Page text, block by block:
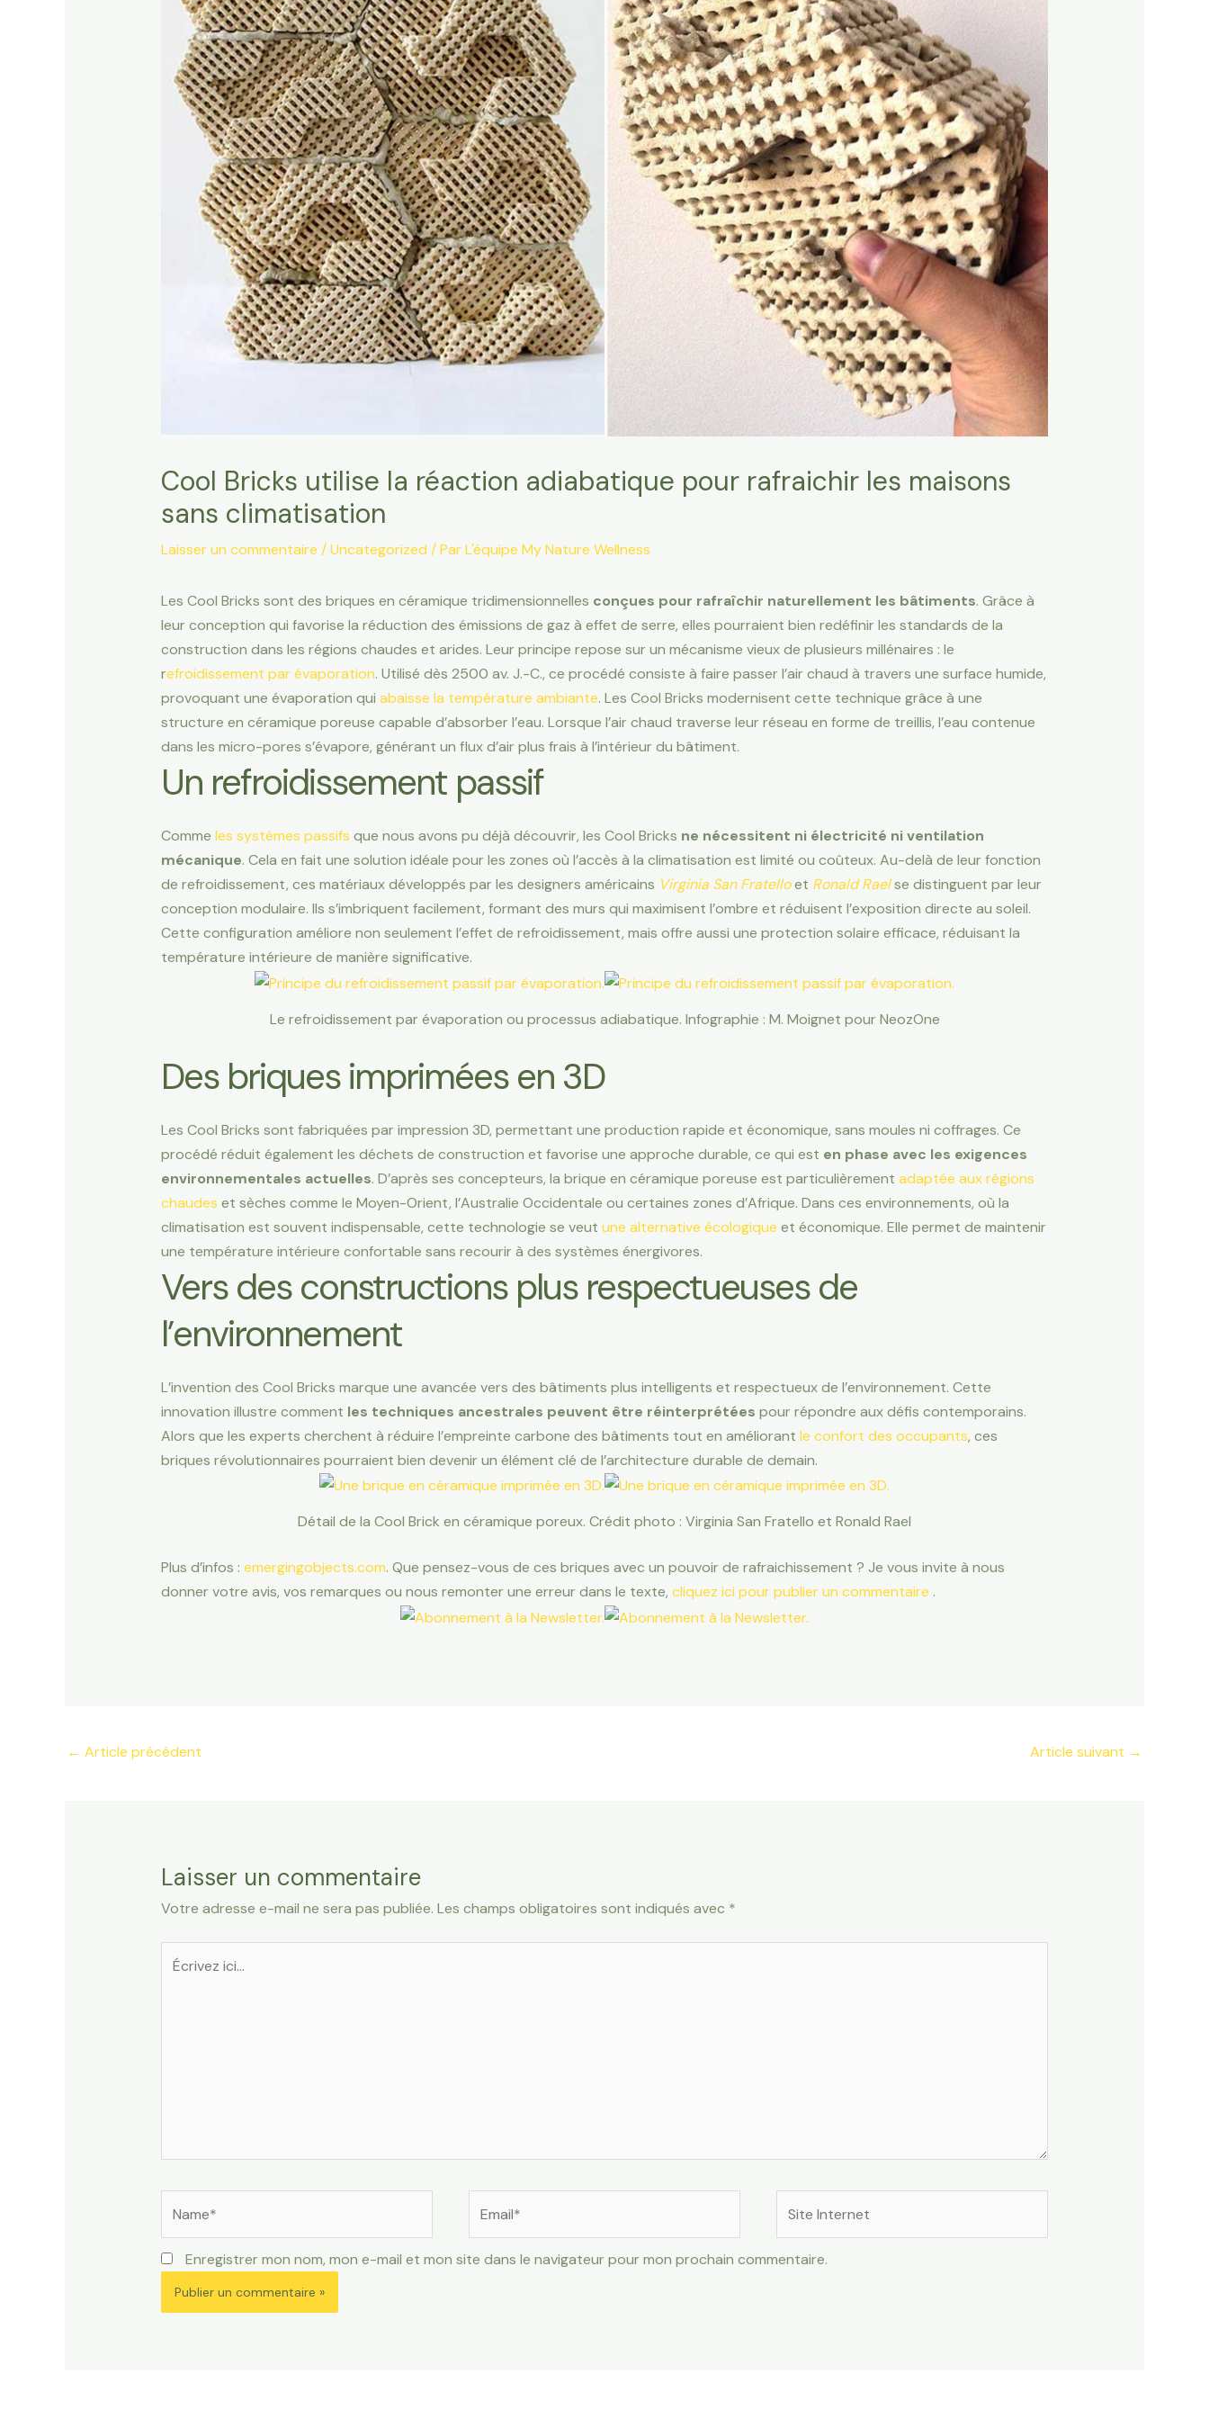
Cool Bricks utilise la réaction adiabatique pour rafraichir les maisons
sans climatisation
Laisser un commentaire /Uncategorized / ParL'équipe My Nature Wellness
Les Cool Bricks sont des briques en céramique tridimensionnelles conçues pour rafraîchir naturellement les bâtiments. Grâce à
leur conception qui favorise la réduction des émissions de gaz à effet de serre, elles pourraient bien redéfinir les standards de la
construction dans les régions chaudes et arides. Leur principe repose sur un mécanisme vieux de plusieurs millénaires : le
refroidissement par évaporation. Utilisé dès 2500 av. J.-C., ce procédé consiste à faire passer l’air chaud à travers une surface humide,
provoquant une évaporation qui abaisse la température ambiante. Les Cool Bricks modernisent cette technique grâce à une
structure en céramique poreuse capable d’absorber l’eau. Lorsque l’air chaud traverse leur réseau en forme de treillis, l’eau contenue
dans les micro-pores s’évapore, générant un flux d’air plus frais à l’intérieur du bâtiment.
Un refroidissement passif
Comme les systèmes passifs que nous avons pu déjà découvrir, les Cool Bricks ne nécessitent ni électricité ni ventilation
mécanique. Cela en fait une solution idéale pour les zones où l’accès à la climatisation est limité ou coûteux. Au-delà de leur fonction
de refroidissement, ces matériaux développés par les designers américains Virginia San Fratelloet Ronald Rael se distinguent par leur
conception modulaire. Ils s’imbriquent facilement, formant des murs qui maximisent l’ombre et réduisent l’exposition directe au soleil.
Cette configuration améliore non seulement l’effet de refroidissement, mais offre aussi une protection solaire efficace, réduisant la
température intérieure de manière significative.
Le refroidissement par évaporation ou processus adiabatique. Infographie : M. Moignet pour NeozOne
Des briques imprimées en 3D
Les Cool Bricks sont fabriquées par impression 3D, permettant une production rapide et économique, sans moules ni coffrages. Ce
procédé réduit également les déchets de construction et favorise une approche durable, ce qui est en phase avec les exigences
environnementales actuelles. D’après ses concepteurs, la brique en céramique poreuse est particulièrement adaptée aux régions
chaudes et sèches comme le Moyen-Orient, l’Australie Occidentale ou certaines zones d’Afrique. Dans ces environnements, où la
climatisation est souvent indispensable, cette technologie se veut une alternative écologique et économique. Elle permet de maintenir
une température intérieure confortable sans recourir à des systèmes énergivores.
Vers des constructions plus respectueuses de
l’environnement
L’invention des Cool Bricks marque une avancée vers des bâtiments plus intelligents et respectueux de l’environnement. Cette
innovation illustre comment les techniques ancestrales peuvent être réinterprétées pour répondre aux défis contemporains.
Alors que les experts cherchent à réduire l’empreinte carbone des bâtiments tout en améliorant le confort des occupants, ces
briques révolutionnaires pourraient bien devenir un élément clé de l’architecture durable de demain.
Détail de la Cool Brick en céramique poreux. Crédit photo : Virginia San Fratello et Ronald Rael
Plus d’infos : emergingobjects.com. Que pensez-vous de ces briques avec un pouvoir de rafraichissement ? Je vous invite à nous
donner votre avis, vos remarques ou nous remonter une erreur dans le texte, cliquez ici pour publier un commentaire .
← Article précédent Article suivant →
Laisser un commentaire
Votre adresse e-mail ne sera pas publiée. Les champs obligatoires sont indiqués avec *
Écrivez
Enregistrer mon nom, mon e-mail et mon site dans le navigateur pour mon prochain commentaire.